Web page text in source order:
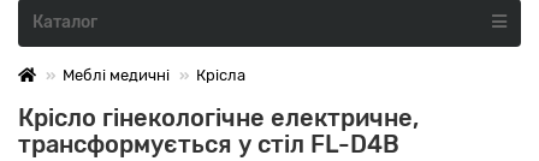
Каталог
Меблі медичні Крісла
Крісло гінекологічне електричне,
трансформується у стіл FL-D4B